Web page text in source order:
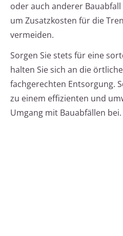
oder auch anderer
um Zusatzkosten für die
vermeiden.
Sorgen Sie stets für eine
halten Sie sich an die
fachgerechten Entsorgung.
zu einem effizienten und
Umgang mit Bauabfällen bei.